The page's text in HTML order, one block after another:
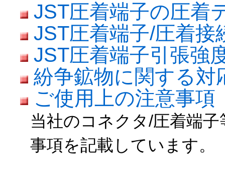
JST圧着端子の圧着
JST圧着端子/圧着
JST圧着端子引張強
紛争鉱物に関する
ご使用上の注意事項
当社のコネクタ/圧着端
事項を記載しています。